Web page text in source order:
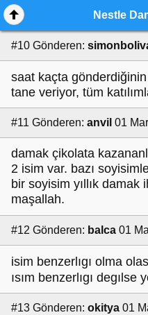
#10 Gönderen:
saat kaçta
tane veriyor, tüm
#11 Gönderen: anvil 01
damak çikolata
2 isim var. bazı
bir soyisim yıllık damak
maşallah.
#12 Gönderen: balca 01
isim benzerlıgı olma
ısım benzerlıgı degılse
#13 Gönderen: okitya 01